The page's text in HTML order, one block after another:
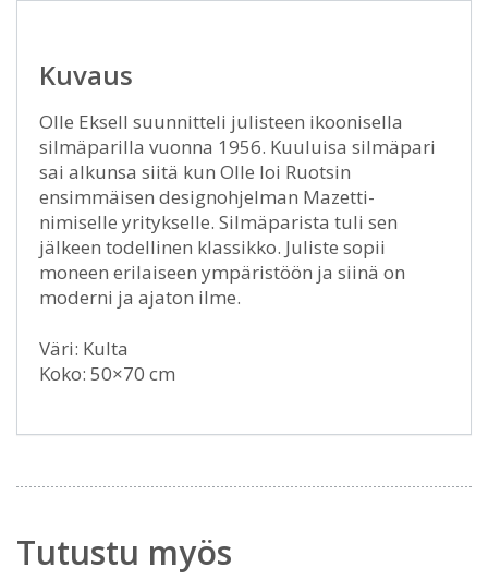
Kuvaus
Olle Eksell suunnitteli julisteen ikoonisella
silmäparilla vuonna 1956. Kuuluisa silmäpari
sai alkunsa siitä kun Olle loi Ruotsin
ensimmäisen designohjelman Mazetti-
nimiselle yritykselle. Silmäparista tuli sen
jälkeen todellinen klassikko. Juliste sopii
moneen erilaiseen ympäristöön ja siinä on
moderni ja ajaton ilme.
Väri: Kulta
Koko: 50×70 cm
Tutustu myös